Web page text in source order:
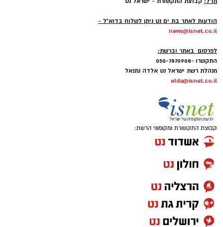
הודעות לאתר בת ים נט ניתן לשלוח בדוא"ל -
news@isnet.co.il
לפרסום באתר וברשת:
התקשרו -050-7870908
מנהלת רשת ישראל נט אלדה נתנאל
elda@isnet.co.il
קבוצת התקשורת ומקומוני הרשת: